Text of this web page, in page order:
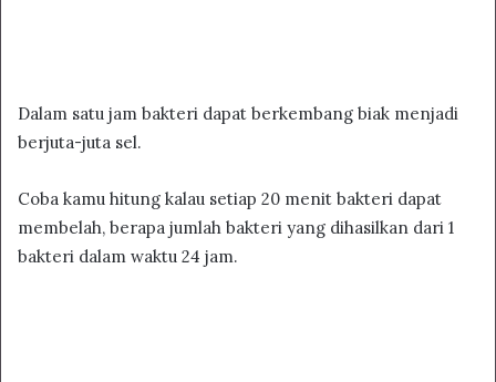
Dalam satu jam bakteri dapat berkembang biak menjadi
berjuta-juta sel.
Coba kamu hitung kalau setiap 20 menit bakteri dapat
membelah, berapa jumlah bakteri yang dihasilkan dari 1
bakteri dalam waktu 24 jam.